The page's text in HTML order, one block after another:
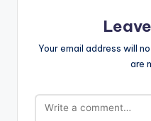
Your email address will
are